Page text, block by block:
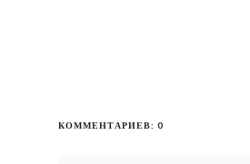
КОММЕНТАРИЕВ: 0